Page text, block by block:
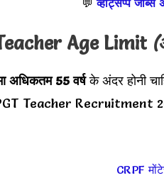
Age Limit
अधिकतम 55 वर्षके अंदर होनी
Teacher Recruitment
CRPF